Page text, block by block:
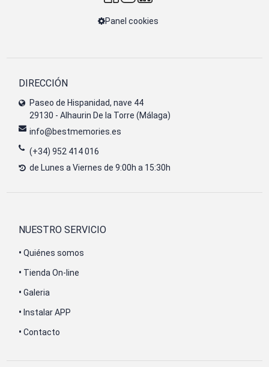
Panel cookies
DIRECCIÓN
Paseo de Hispanidad, nave 44
29130 - Alhaurin De la Torre (Málaga)
info@bestmemories.es
(+34) 952 414 016
de Lunes a Viernes de 9:00h a 15:30h
NUESTRO SERVICIO
• Quiénes somos
• Tienda On-line
• Galeria
• Instalar APP
• Contacto